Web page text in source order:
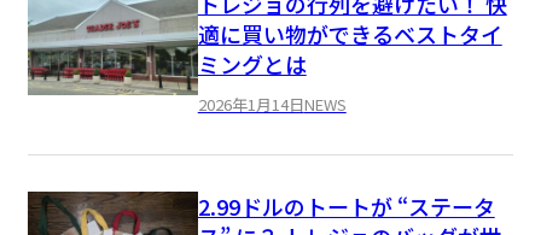
適に買い物ができるベストタイ
ミングとは
2026年1月14日NEWS
2.99ドルのトートが “ステータ